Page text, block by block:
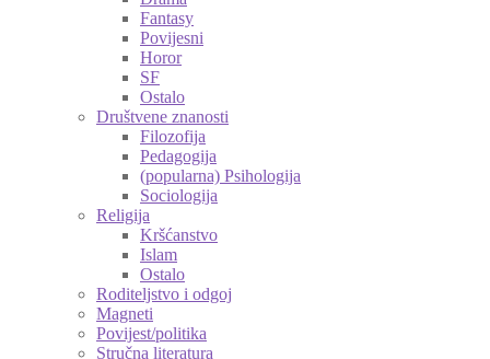
Fantasy
Povijesni
Horor
SF
Ostalo
Društvene znanosti
Filozofija
Pedagogija
(popularna) Psihologija
Sociologija
Religija
Kršćanstvo
Islam
Ostalo
Roditeljstvo i odgoj
Magneti
Povijest/politika
Stručna literatura